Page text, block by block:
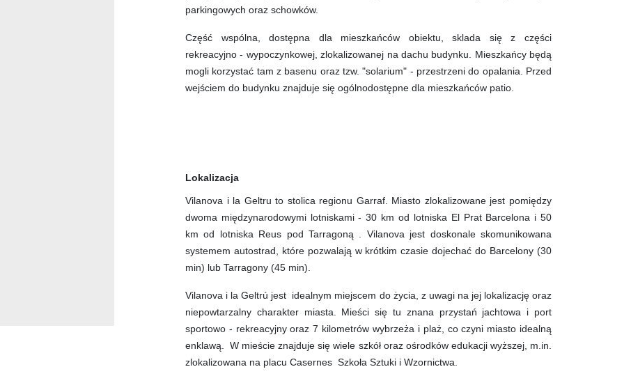
parkingowych oraz schowków.
Część wspólna, dostępna dla mieszkańców obiektu, sklada się z części
rekreacyjno - wypoczynkowej, zlokalizowanej na dachu budynku. Mieszkańcy będą
mogli korzystać tam z basenu oraz tzw. "solarium" - przestrzeni do opalania. Przed
wejściem do budynku znajduje się ogólnodostępne dla mieszkańców patio.
Lokalizacja
Vilanova i la Geltru to stolica regionu Garraf. Miasto zlokalizowane jest pomiędzy
dwoma międzynarodowymi lotniskami - 30 km od lotniska El Prat Barcelona i 50
km od lotniska Reus pod Tarragoną . Vilanova jest doskonale skomunikowana
systemem autostrad, które pozwalają w krótkim czasie dojechać do Barcelony (30
min) lub Tarragony (45 min).
Vilanova i la Geltrú jest idealnym miejscem do życia, z uwagi na jej lokalizację oraz
niepowtarzalny charakter miasta. Mieści się tu znana przystań jachtowa i port
sportowo - rekreacyjny oraz 7 kilometrów wybrzeża i plaż, co czyni miasto idealną
enklawą. W mieście znajduje się wiele szkół oraz ośrodków edukacji wyższej, m.in.
zlokalizowana na placu Casernes Szkoła Sztuki i Wzornictwa.